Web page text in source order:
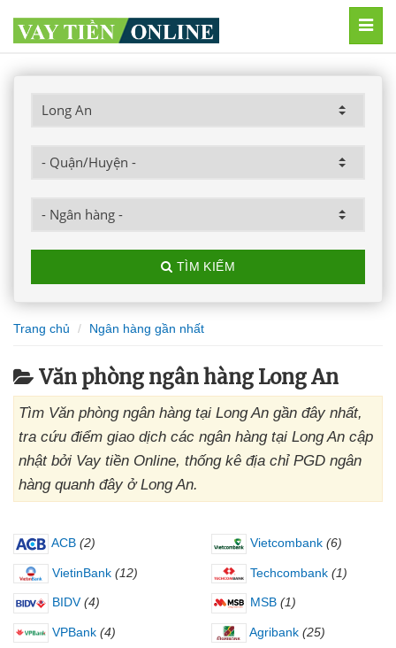
TÌM KIẾM
Trang chủ Ngân hàng gần nhất
Văn phòng ngân hàng Long An
Tìm Văn phòng ngân hàng tại Long An gần đây nhất,
tra cứu điểm giao dịch các ngân hàng tại Long An cập
nhật bởi Vay tiền Online, thống kê địa chỉ PGD ngân
hàng quanh đây ở Long An.
ACB (2) Vietcombank (6)
VietinBank (12) Techcombank (1)
BIDV (4) MSB (1)
VPBank (4) Agribank (25)